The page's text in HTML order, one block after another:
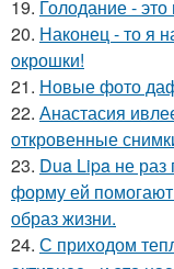
19. Голодание - это
20. Наконец - то я
oкрошки!
21. Новые фото
22. Анастасия
откровенные
23. Dua Lipa не раз
форму ей
образ жизни.
24. С приходом